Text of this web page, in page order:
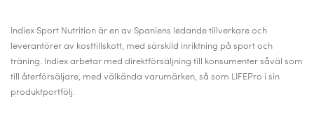
Indiex Sport Nutrition är en av Spaniens ledande tillverkare och
leverantörer av kosttillskott, med särskild inriktning på sport och
träning. Indiex arbetar med direktförsäljning till konsumenter såväl som
till återförsäljare, med välkända varumärken, så som LIFEPro i sin
produktportfölj.